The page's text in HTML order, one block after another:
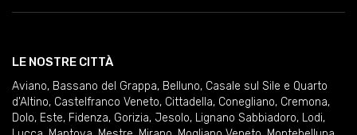
LE NOSTRE CITTÀ
Aviano, Bassano del Grappa, Belluno, Casale sul Sile e Quarto
d'Altino, Castelfranco Veneto, Cittadella, Conegliano, Cremona,
Dolo, Este, Fidenza, Gorizia, Jesolo, Lignano Sabbiadoro, Lodi,